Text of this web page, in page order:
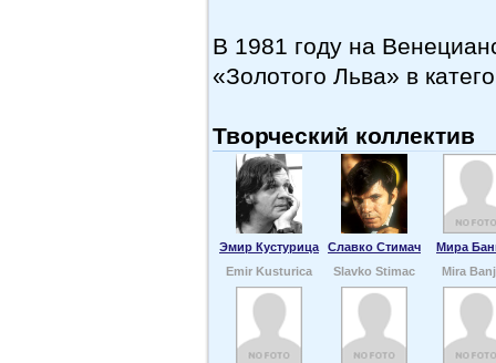
В 1981 году на
«Золотого Льва» в
Творческий коллектив
Эмир Кустурица Славко Стимач
Мира
Emir Kusturica
Slavko Stimac Mira